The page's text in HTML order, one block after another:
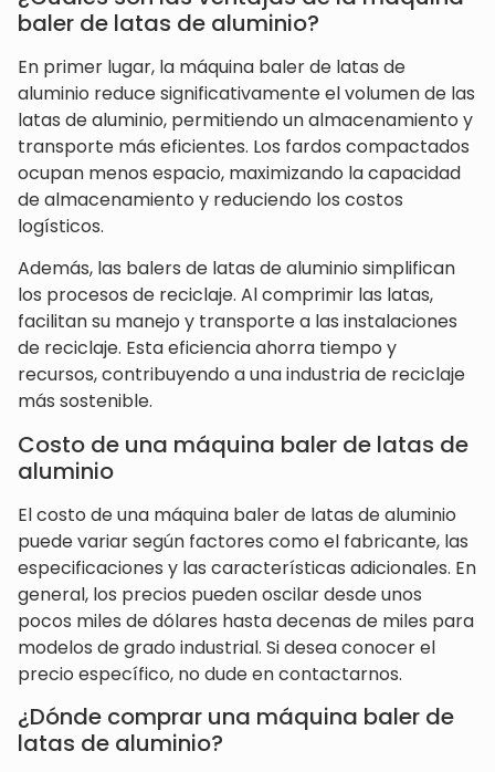
baler de latas de aluminio?
En primer lugar, la máquina baler de latas de
aluminio reduce significativamente el volumen de las
latas de aluminio, permitiendo un almacenamiento y
transporte más eficientes. Los fardos compactados
ocupan menos espacio, maximizando la capacidad
de almacenamiento y reduciendo los costos
logísticos.
Además, las balers de latas de aluminio simplifican
los procesos de reciclaje. Al comprimir las latas,
facilitan su manejo y transporte a las instalaciones
de reciclaje. Esta eficiencia ahorra tiempo y
recursos, contribuyendo a una industria de reciclaje
más sostenible.
Costo de una máquina baler de latas de
aluminio
El costo de una máquina baler de latas de aluminio
puede variar según factores como el fabricante, las
especificaciones y las características adicionales. En
general, los precios pueden oscilar desde unos
pocos miles de dólares hasta decenas de miles para
modelos de grado industrial. Si desea conocer el
precio específico, no dude en contactarnos.
¿Dónde comprar una máquina baler de
latas de aluminio?